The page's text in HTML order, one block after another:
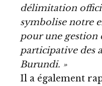
délimitation
symbolise notre
pour une gestion
participative des
Burundi. »
Il a également